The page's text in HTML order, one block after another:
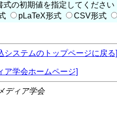
式の初期値を指定してください
pLaTeX形式 CSV形式
システムのトップページに戻る]
ア学会ホームページ]
ディア学会